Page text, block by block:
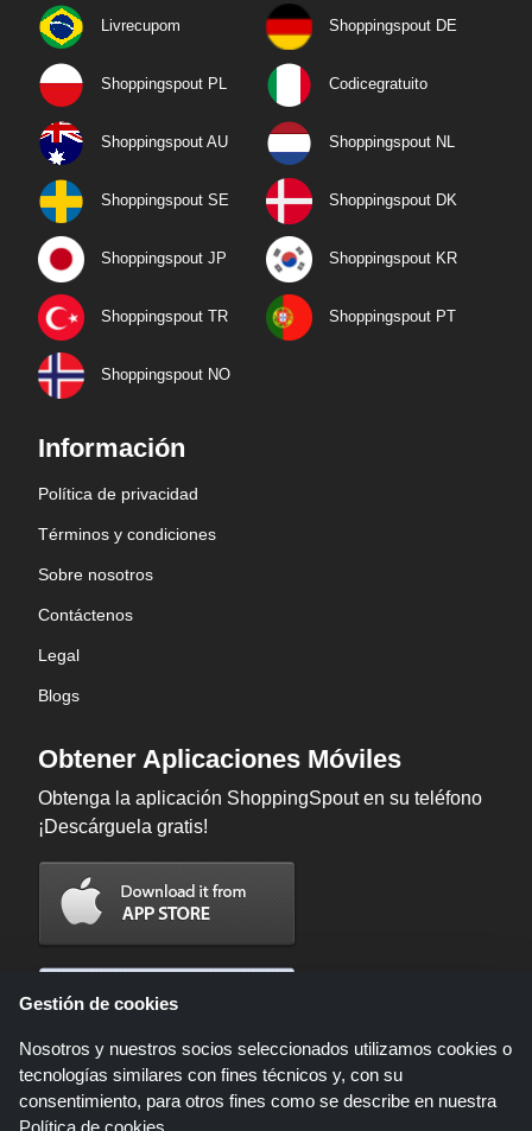
Livrecupom Shoppingspout DE
Shoppingspout PL Codicegratuito
Shoppingspout AU Shoppingspout NL
Shoppingspout SE Shoppingspout DK
Shoppingspout JP Shoppingspout KR
Shoppingspout TR Shoppingspout PT
Shoppingspout NO
Información
Política de privacidad
Términos y condiciones
Sobre nosotros
Contáctenos
Legal
Blogs
Obtener Aplicaciones Móviles
Obtenga la aplicación ShoppingSpout en su teléfono
¡Descárguela gratis!
Gestión de cookies
Nosotros y nuestros socios seleccionados utilizamos cookies o
tecnologías similares con fines técnicos y, con su
consentimiento, para otros fines como se describe en nuestra
Política de cookies